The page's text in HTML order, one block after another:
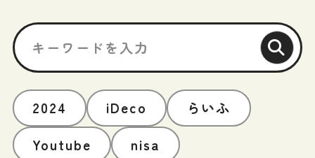
2024 iDeco
らいふ
Youtube
nisa